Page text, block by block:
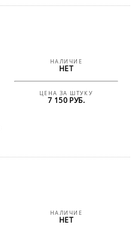
НАЛИЧИЕ
НЕТ
ЦЕНА ЗА ШТУКУ
7 150 РУБ.
НАЛИЧИЕ
НЕТ